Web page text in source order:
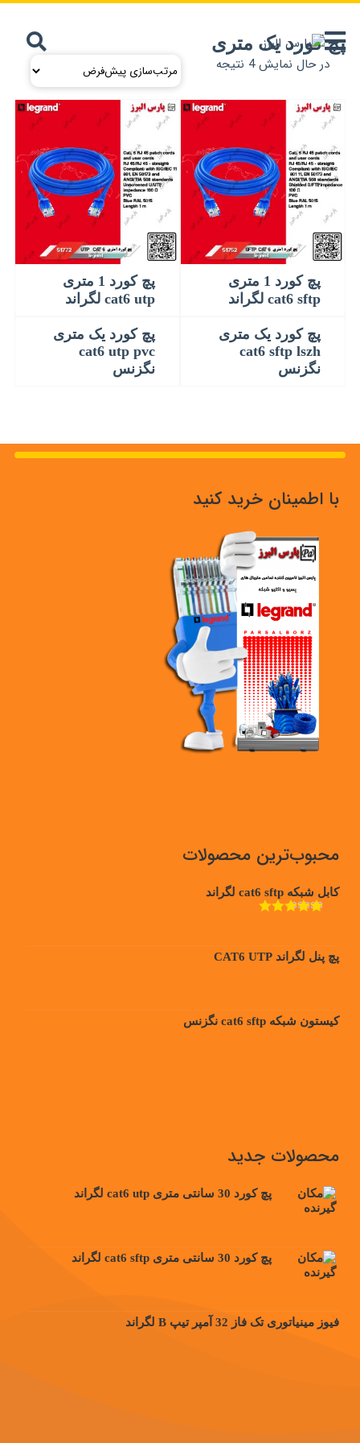
پچ کورد یک متری
در حال نمایش 4 نتیجه
پچ کورد 1 متری
cat6 sftp لگراند
پچ کورد 1 متری
cat6 utp لگراند
پچ کورد یک متری
cat6 sftp lszh
نگزنس
پچ کورد یک متری
cat6 utp pvc
نگزنس
با اطمینان خرید کنید
محبوب‌ترین محصولات
کابل شبکه cat6 sftp لگراند
پچ پنل لگراند CAT6 UTP
کیستون شبکه cat6 sftp نگزنس
محصولات جدید
پچ کورد 30 سانتی متری cat6 utp لگراند
پچ کورد 30 سانتی متری cat6 sftp لگراند
فیوز مینیاتوری تک فاز 32 آمپر تیپ B لگراند